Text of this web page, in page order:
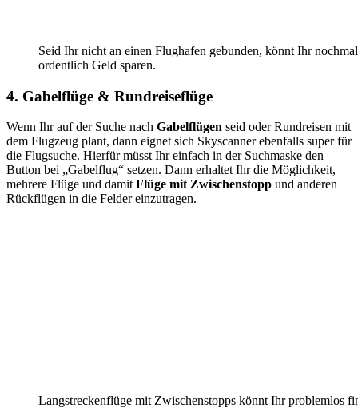
Seid Ihr nicht an einen Flughafen gebunden, könnt Ihr nochmal
ordentlich Geld sparen.
4. Gabelflüge & Rundreiseflüge
Wenn Ihr auf der Suche nach Gabelflügen seid oder Rundreisen mit
dem Flugzeug plant, dann eignet sich Skyscanner ebenfalls super für
die Flugsuche. Hierfür müsst Ihr einfach in der Suchmaske den
Button bei „Gabelflug“ setzen. Dann erhaltet Ihr die Möglichkeit,
mehrere Flüge und damit Flüge mit Zwischenstopp und anderen
Rückflügen in die Felder einzutragen.
Langstreckenflüge mit Zwischenstopps könnt Ihr problemlos